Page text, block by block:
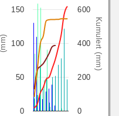
(mm) Kumulert (mm)
0
50
100
150
0
200
400
600